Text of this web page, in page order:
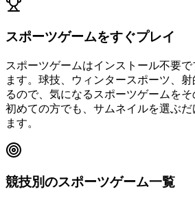
スポーツゲームをすぐプレイ
スポーツゲームはインストール不要
ます。球技、ウィンタースポーツ、
るので、気になるスポーツゲームをそ
初めての方でも、サムネイルを選ぶ
ます。
競技別のスポーツゲーム一覧